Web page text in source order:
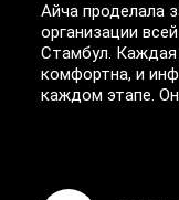
Айча проделала
организации
Стамбул. Каждая
комфортна, и
каждом этапе.